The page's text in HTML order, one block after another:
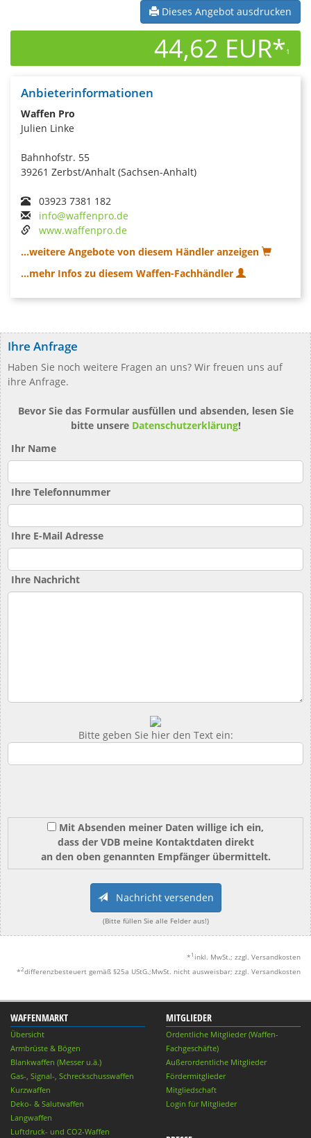
Dieses Angebot ausdrucken
44,62 EUR*1
Anbieterinformationen
Waffen Pro
Julien Linke
Bahnhofstr. 55
39261 Zerbst/Anhalt (Sachsen-Anhalt)
03923 7381 182
info@waffenpro.de
www.waffenpro.de
...weitere Angebote von diesem Händler anzeigen
...mehr Infos zu diesem Waffen-Fachhändler
Ihre Anfrage
Haben Sie noch weitere Fragen an uns? Wir freuen uns auf
ihre Anfrage.
Bevor Sie das Formular ausfüllen und absenden, lesen Sie
bitte unsere Datenschutzerklärung!
Ihr Name
Ihre Telefonnummer
Ihre E-Mail Adresse
Ihre Nachricht
Bitte geben Sie hier den Text ein:
Mit Absenden meiner Daten willige ich ein,
dass der VDB meine Kontaktdaten direkt
an den oben genannten Empfänger übermittelt.
Nachricht versenden
(Bitte füllen Sie alle Felder aus!)
* 1 inkl. MwSt.; zzgl. Versandkosten
*2differenzbesteuert gemäß §25a UStG.;MwSt. nicht ausweisbar; zzgl. Versandkosten
WAFFENMARKT
Übersicht
Armbrüste & Bögen
Blankwaffen (Messer u.ä.)
Gas-, Signal-, Schreckschusswaffen
Kurzwaffen
Deko- & Salutwaffen
Langwaffen
Luftdruck- und CO2-Waffen
MITGLIEDER
Ordentliche Mitglieder (Waffen-
Fachgeschäfte)
Außerordentliche Mitglieder
Fördermitglieder
Mitgliedschaft
Login für Mitglieder